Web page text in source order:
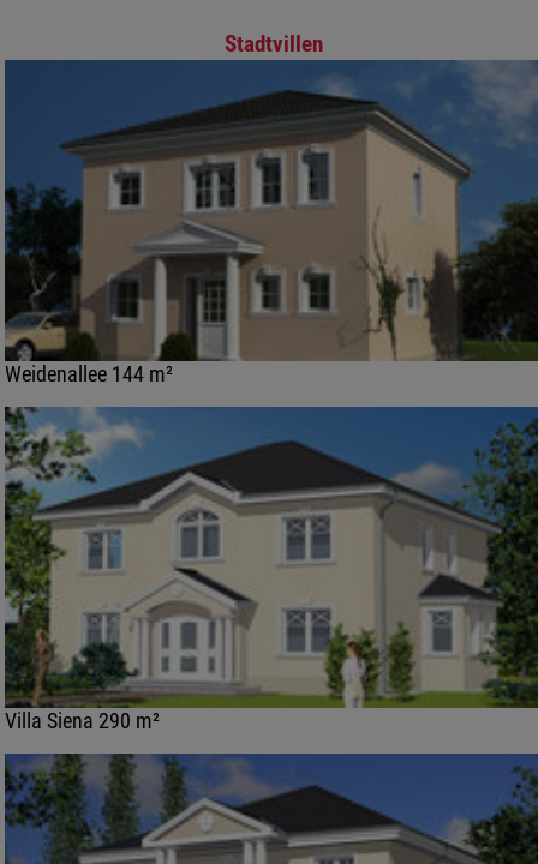
Stadtvillen
Weidenallee 144 m²
Villa Siena 290 m²